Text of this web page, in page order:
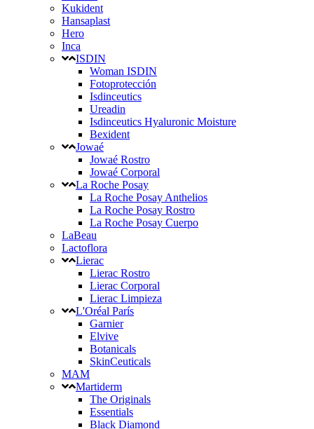
Kukident
Hansaplast
Hero
Inca
ISDIN
Woman ISDIN
Fotoprotección
Isdinceutics
Ureadin
Isdinceutics Hyaluronic Moisture
Bexident
Jowaé
Jowaé Rostro
Jowaé Corporal
La Roche Posay
La Roche Posay Anthelios
La Roche Posay Rostro
La Roche Posay Cuerpo
LaBeau
Lactoflora
Lierac
Lierac Rostro
Lierac Corporal
Lierac Limpieza
L'Oréal París
Garnier
Elvive
Botanicals
SkinCeuticals
MAM
Martiderm
The Originals
Essentials
Black Diamond